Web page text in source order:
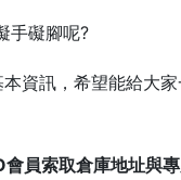
手礙腳呢?
資訊，希望能給大
員索取倉庫地址與